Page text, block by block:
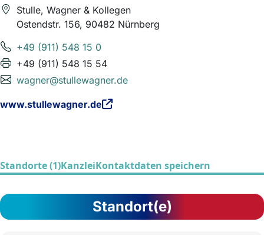
Stulle, Wagner & Kollegen
Ostendstr. 156, 90482 Nürnberg
+49 (911) 548 15 0
+49 (911) 548 15 54
wagner@stullewagner.de
www.stullewagner.de
Standorte (1)KanzleiKontaktdaten speichern
Standort(e)